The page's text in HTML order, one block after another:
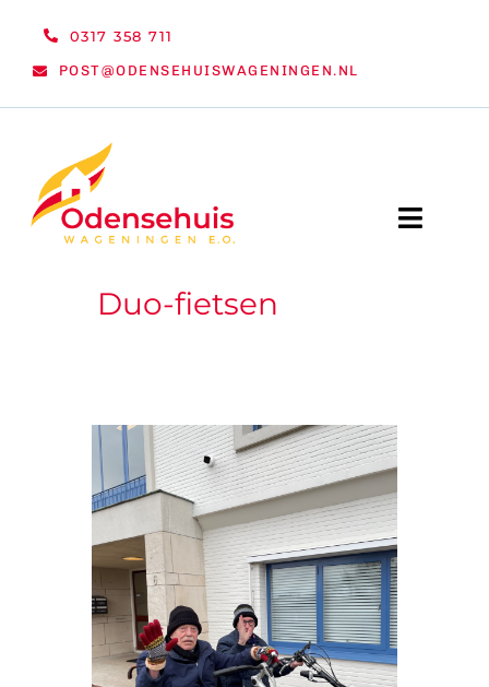
0317 358 711
POST@ODENSEHUISWAGENINGEN.NL
Toggle
WELKOM
ORGANISATIE
VRIJWILLIGERS & STAGIAIRES
CONTACT
Duo-fietsen